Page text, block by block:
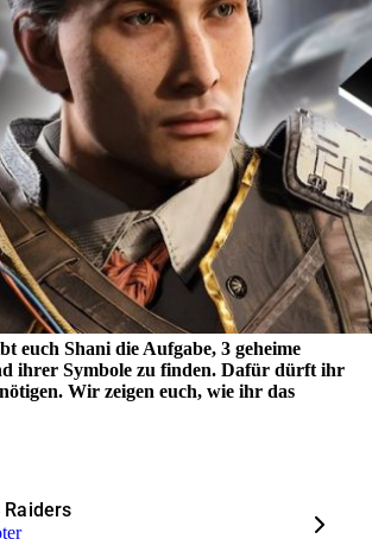
euch Shani die Aufgabe, 3 geheime
ihrer Symbole zu finden. Dafür dürft ihr
Wir zeigen euch, wie ihr das
Raiders